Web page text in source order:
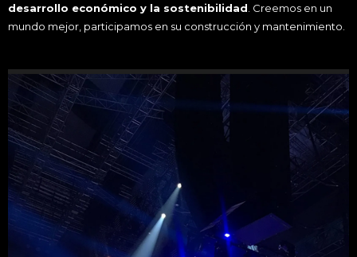
desarrollo económico y la sostenibilidad . Creemos en un
mundo mejor, participamos en su construcción y mantenimiento.